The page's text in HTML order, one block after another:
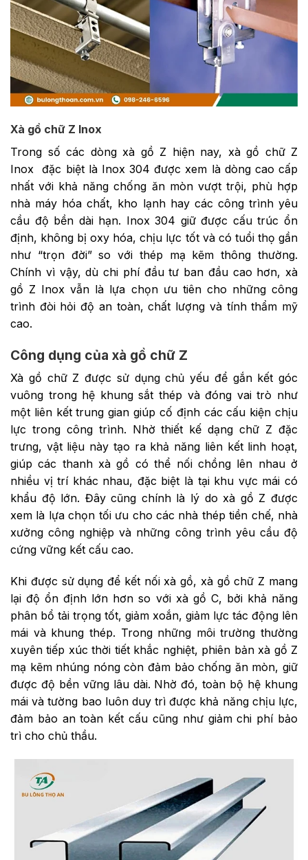
Xà gồ chữ Z Inox
Trong số các dòng xà gồ Z hiện nay, xà gồ chữ Z
Inox đặc biệt là Inox 304 được xem là dòng cao cấp
nhất với khả năng chống ăn mòn vượt trội, phù hợp
nhà máy hóa chất, kho lạnh hay các công trình yêu
cầu độ bền dài hạn. Inox 304 giữ được cấu trúc ổn
định, không bị oxy hóa, chịu lực tốt và có tuổi thọ gần
như “trọn đời” so với thép mạ kẽm thông thường.
Chính vì vậy, dù chi phí đầu tư ban đầu cao hơn, xà
gồ Z Inox vẫn là lựa chọn ưu tiên cho những công
trình đòi hỏi độ an toàn, chất lượng và tính thẩm mỹ
cao.
Công dụng của xà gồ chữ Z
Xà gồ chữ Z được sử dụng chủ yếu để gắn kết góc
vuông trong hệ khung sắt thép và đóng vai trò như
một liên kết trung gian giúp cố định các cấu kiện chịu
lực trong công trình. Nhờ thiết kế dạng chữ Z đặc
trưng, vật liệu này tạo ra khả năng liên kết linh hoạt,
giúp các thanh xà gồ có thể nối chồng lên nhau ở
nhiều vị trí khác nhau, đặc biệt là tại khu vực mái có
khẩu độ lớn. Đây cũng chính là lý do xà gồ Z được
xem là lựa chọn tối ưu cho các nhà thép tiền chế, nhà
xưởng công nghiệp và những công trình yêu cầu độ
cứng vững kết cấu cao.
Khi được sử dụng để kết nối xà gồ, xà gồ chữ Z mang
lại độ ổn định lớn hơn so với xà gồ C, bởi khả năng
phân bổ tải trọng tốt, giảm xoắn, giảm lực tác động lên
mái và khung thép. Trong những môi trường thường
xuyên tiếp xúc thời tiết khắc nghiệt, phiên bản xà gồ Z
mạ kẽm nhúng nóng còn đảm bảo chống ăn mòn, giữ
được độ bền vững lâu dài. Nhờ đó, toàn bộ hệ khung
mái và tường bao luôn duy trì được khả năng chịu lực,
đảm bảo an toàn kết cấu cũng như giảm chi phí bảo
trì cho chủ thầu.